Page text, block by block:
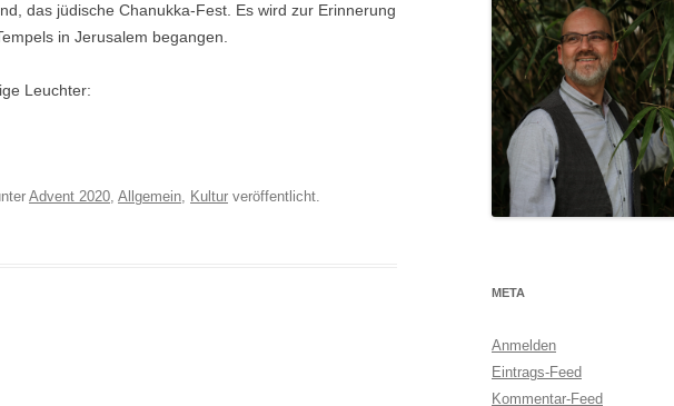
das jüdische Chanukka-Fest. Es wird zur Erinnerung
in Jerusalem begangen.
Leuchter:
Advent 2020, Allgemein, Kultur veröffentlicht.
META
Anmelden
Eintrags-Feed
Kommentar-Feed